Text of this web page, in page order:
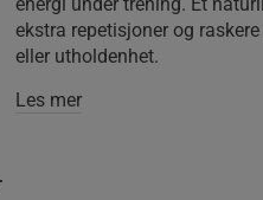
ekstra repetisjoner og
eller utholdenhet.
Les mer